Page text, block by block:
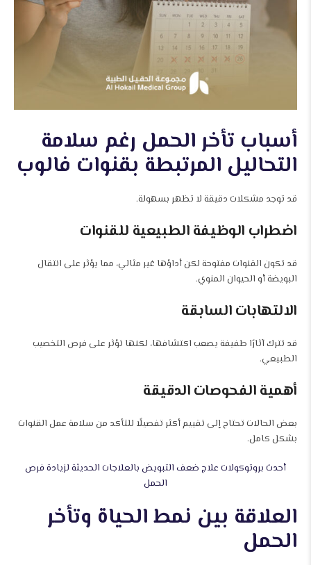
أسباب تأخر الحمل رغم سلامة
التحاليل المرتبطة بقنوات فالوب
قد توجد مشكلات دقيقة لا تظهر بسهولة.
اضطراب الوظيفة الطبيعية للقنوات
قد تكون القنوات مفتوحة لكن أداؤها غير مثالي، مما يؤثر على انتقال
البويضة أو الحيوان المنوي.
الالتهابات السابقة
قد تترك آثارًا طفيفة يصعب اكتشافها، لكنها تؤثر على فرص التخصيب
الطبيعي.
أهمية الفحوصات الدقيقة
بعض الحالات تحتاج إلى تقييم أكثر تفصيلًا للتأكد من سلامة عمل القنوات
بشكل كامل.
أحدث بروتوكولات علاج ضعف التبويض بالعلاجات الحديثة لزيادة فرص
الحمل
العلاقة بين نمط الحياة وتأخر
الحمل